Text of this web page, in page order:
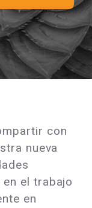
con
nueva
el trabajo
en